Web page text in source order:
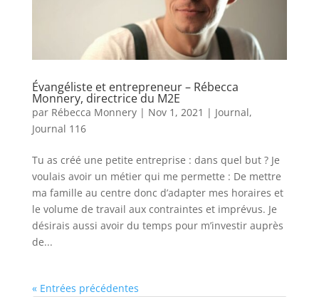
Évangéliste et entrepreneur – Rébecca
Monnery, directrice du M2E
par Rébecca Monnery| Nov 1, 2021 | Journal,
Journal 116
Tu as créé une petite entreprise : dans quel but ? Je
voulais avoir un métier qui me permette : De mettre
ma famille au centre donc d’adapter mes horaires et
le volume de travail aux contraintes et imprévus. Je
désirais aussi avoir du temps pour m’investir auprès
de...
« Entrées précédentes